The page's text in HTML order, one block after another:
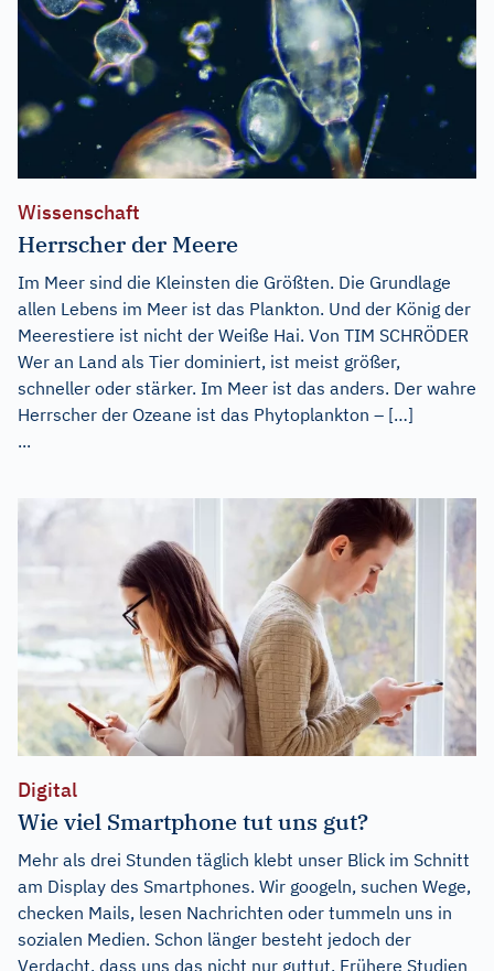
Wissenschaft
Herrscher der Meere
Im Meer sind die Kleinsten die Größten. Die Grundlage
allen Lebens im Meer ist das Plankton. Und der König der
Meerestiere ist nicht der Weiße Hai. Von TIM SCHRÖDER
Wer an Land als Tier dominiert, ist meist größer,
schneller oder stärker. Im Meer ist das anders. Der wahre
Herrscher der Ozeane ist das Phytoplankton – […]
...
Digital
Wie viel Smartphone tut uns gut?
Mehr als drei Stunden täglich klebt unser Blick im Schnitt
am Display des Smartphones. Wir googeln, suchen Wege,
checken Mails, lesen Nachrichten oder tummeln uns in
sozialen Medien. Schon länger besteht jedoch der
Verdacht, dass uns das nicht nur guttut. Frühere Studien